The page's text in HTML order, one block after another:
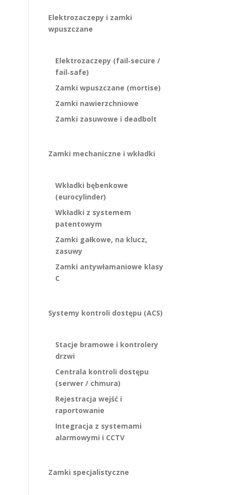
Elektrozaczepy i zamki
wpuszczane
Elektrozaczepy (fail‑secure /
fail‑safe)
Zamki wpuszczane (mortise)
Zamki nawierzchniowe
Zamki zasuwowe i deadbolt
Zamki mechaniczne i wkładki
Wkładki bębenkowe
(eurocylinder)
Wkładki z systemem
patentowym
Zamki gałkowe, na klucz,
zasuwy
Zamki antywłamaniowe klasy
C
Systemy kontroli dostępu (ACS)
Stacje bramowe i kontrolery
drzwi
Centrala kontroli dostępu
(serwer / chmura)
Rejestracja wejść i
raportowanie
Integracja z systemami
alarmowymi i CCTV
Zamki specjalistyczne